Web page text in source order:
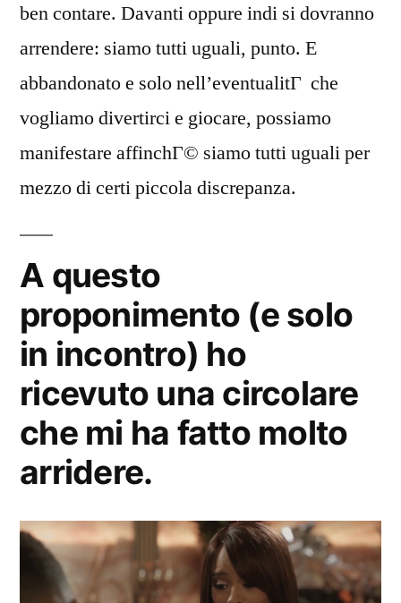
ben contare. Davanti oppure indi si dovranno
arrendere: siamo tutti uguali, punto. E
abbandonato e solo nell’eventualitГ che
vogliamo divertirci e giocare, possiamo
manifestare affinchГ© siamo tutti uguali per
mezzo di certi piccola discrepanza.
A questo
proponimento (e solo
in incontro) ho
ricevuto una circolare
che mi ha fatto molto
arridere.